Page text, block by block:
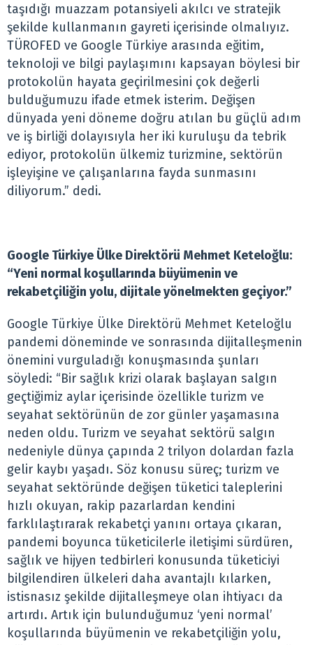
taşıdığı muazzam potansiyeli akılcı ve stratejik
şekilde kullanmanın gayreti içerisinde olmalıyız.
TÜROFED ve Google Türkiye arasında eğitim,
teknoloji ve bilgi paylaşımını kapsayan böylesi bir
protokolün hayata geçirilmesini çok değerli
bulduğumuzu ifade etmek isterim. Değişen
dünyada yeni döneme doğru atılan bu güçlü adım
ve iş birliği dolayısıyla her iki kuruluşu da tebrik
ediyor, protokolün ülkemiz turizmine, sektörün
işleyişine ve çalışanlarına fayda sunmasını
diliyorum.” dedi.
Google Türkiye Ülke Direktörü Mehmet Keteloğlu:
“Yeni normal koşullarında büyümenin ve
rekabetçiliğin yolu, dijitale yönelmekten geçiyor.”
Google Türkiye Ülke Direktörü Mehmet Keteloğlu
pandemi döneminde ve sonrasında dijitalleşmenin
önemini vurguladığı konuşmasında şunları
söyledi: “Bir sağlık krizi olarak başlayan salgın
geçtiğimiz aylar içerisinde özellikle turizm ve
seyahat sektörünün de zor günler yaşamasına
neden oldu. Turizm ve seyahat sektörü salgın
nedeniyle dünya çapında 2 trilyon dolardan fazla
gelir kaybı yaşadı. Söz konusu süreç; turizm ve
seyahat sektöründe değişen tüketici taleplerini
hızlı okuyan, rakip pazarlardan kendini
farklılaştırarak rekabetçi yanını ortaya çıkaran,
pandemi boyunca tüketicilerle iletişimi sürdüren,
sağlık ve hijyen tedbirleri konusunda tüketiciyi
bilgilendiren ülkeleri daha avantajlı kılarken,
istisnasız şekilde dijitalleşmeye olan ihtiyacı da
artırdı. Artık için bulunduğumuz ‘yeni normal’
koşullarında büyümenin ve rekabetçiliğin yolu,